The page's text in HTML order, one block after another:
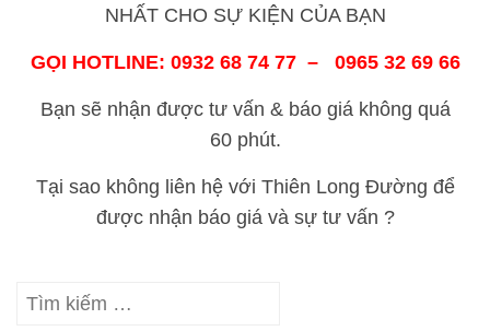
NHẤT CHO SỰ KIỆN CỦA BẠN
GỌI HOTLINE: 0932 68 74 77 – 0965 32 69 66
Bạn sẽ nhận được tư vấn & báo giá không quá
60 phút.
Tại sao không liên hệ với Thiên Long Đường để
được nhận báo giá và sự tư vấn ?
Tìm